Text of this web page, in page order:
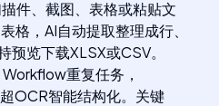
件、截图、表格或粘贴文
格，AI自动提取整理成行、
览下载XLSX或CSV。
重复任务，
OCR智能结构化。关键